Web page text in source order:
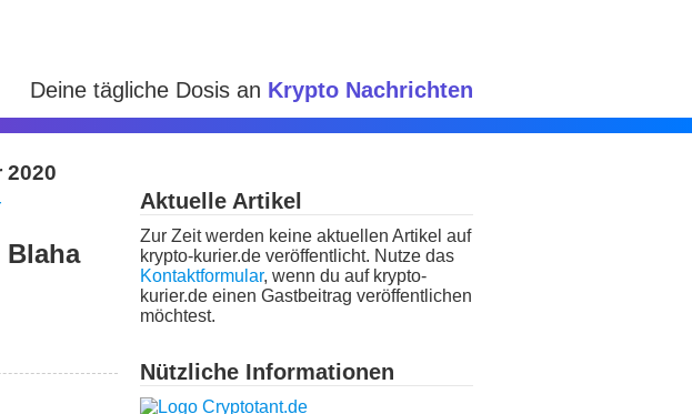
Deine tägliche Dosis an Krypto Nachrichten
2020
Blaha
Aktuelle Artikel
Zur Zeit werden keine aktuellen Artikel auf
krypto-kurier.de veröffentlicht. Nutze das
Kontaktformular, wenn du auf krypto-
kurier.de einen Gastbeitrag veröffentlichen
möchtest.
Nützliche Informationen